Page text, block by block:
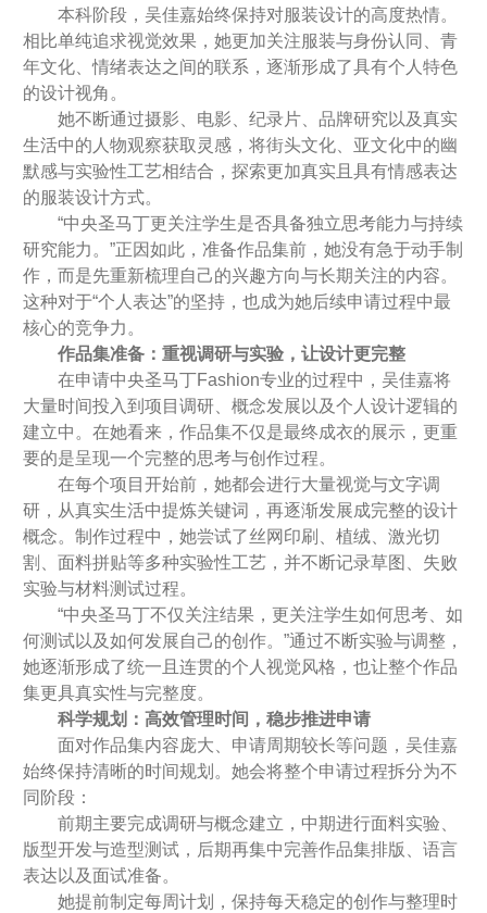
本科阶段，吴佳嘉始终保持对服装设计的高度热情。
相比单纯追求视觉效果，她更加关注服装与身份认同、青
年文化、情绪表达之间的联系，逐渐形成了具有个人特色
的设计视角。
她不断通过摄影、电影、纪录片、品牌研究以及真实
生活中的人物观察获取灵感，将街头文化、亚文化中的幽
默感与实验性工艺相结合，探索更加真实且具有情感表达
的服装设计方式。
“中央圣马丁更关注学生是否具备独立思考能力与持续
研究能力。”正因如此，准备作品集前，她没有急于动手制
作，而是先重新梳理自己的兴趣方向与长期关注的内容。
这种对于“个人表达”的坚持，也成为她后续申请过程中最
核心的竞争力。
作品集准备：重视调研与实验，让设计更完整
在申请中央圣马丁Fashion专业的过程中，吴佳嘉将
大量时间投入到项目调研、概念发展以及个人设计逻辑的
建立中。在她看来，作品集不仅是最终成衣的展示，更重
要的是呈现一个完整的思考与创作过程。
在每个项目开始前，她都会进行大量视觉与文字调
研，从真实生活中提炼关键词，再逐渐发展成完整的设计
概念。制作过程中，她尝试了丝网印刷、植绒、激光切
割、面料拼贴等多种实验性工艺，并不断记录草图、失败
实验与材料测试过程。
“中央圣马丁不仅关注结果，更关注学生如何思考、如
何测试以及如何发展自己的创作。”通过不断实验与调整，
她逐渐形成了统一且连贯的个人视觉风格，也让整个作品
集更具真实性与完整度。
科学规划：高效管理时间，稳步推进申请
面对作品集内容庞大、申请周期较长等问题，吴佳嘉
始终保持清晰的时间规划。她会将整个申请过程拆分为不
同阶段：
前期主要完成调研与概念建立，中期进行面料实验、
版型开发与造型测试，后期再集中完善作品集排版、语言
表达以及面试准备。
她提前制定每周计划，保持每天稳定的创作与整理时